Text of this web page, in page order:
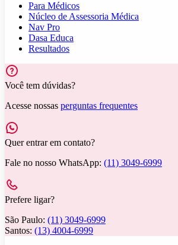
Para Médicos
Núcleo de Assessoria Médica
Nav Pro
Dasa Educa
Resultados
Você tem dúvidas?
Acesse nossas perguntas frequentes
Quer entrar em contato?
Fale no nosso WhatsApp: (11) 3049-6999
Prefere ligar?
São Paulo: (11) 3049-6999
Santos: (13) 4004-6999